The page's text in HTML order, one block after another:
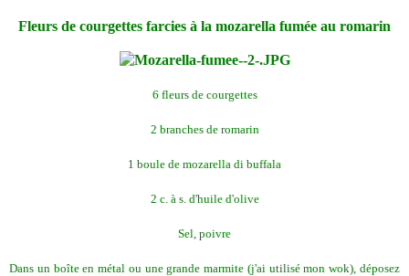
Fleurs de courgettes farcies à la mozarella fumée au romarin
6 fleurs de courgettes
2 branches de romarin
1 boule de mozarella di buffala
2 c. à s. d'huile d'olive
Sel, poivre
Dans un boîte en métal ou une grande marmite (j'ai utilisé mon wok), déposez